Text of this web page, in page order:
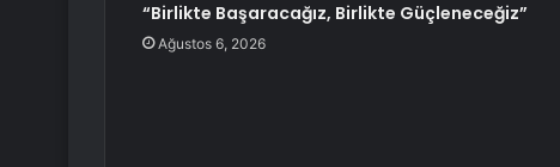
“Birlikte Başaracağız, Birlikte Güçleneceğiz”
Ağustos 6, 2026